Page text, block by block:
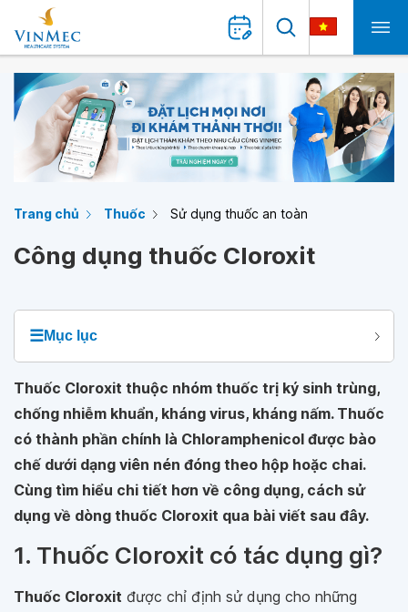
Trang chủ Thuốc Sử dụng thuốc an toàn
Công dụng thuốc Cloroxit
☰Mục lục
Thuốc Cloroxit thuộc nhóm thuốc trị ký sinh trùng,
chống nhiễm khuẩn, kháng virus, kháng nấm. Thuốc
có thành phần chính là Chloramphenicol được bào
chế dưới dạng viên nén đóng theo hộp hoặc chai.
Cùng tìm hiểu chi tiết hơn về công dụng, cách sử
dụng về dòng thuốc Cloroxit qua bài viết sau đây.
1. Thuốc Cloroxit có tác dụng gì?
Thuốc Cloroxit được chỉ định sử dụng cho những